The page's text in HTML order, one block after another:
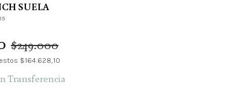
SUELA
$249.000
$164.628,10
Transferencia